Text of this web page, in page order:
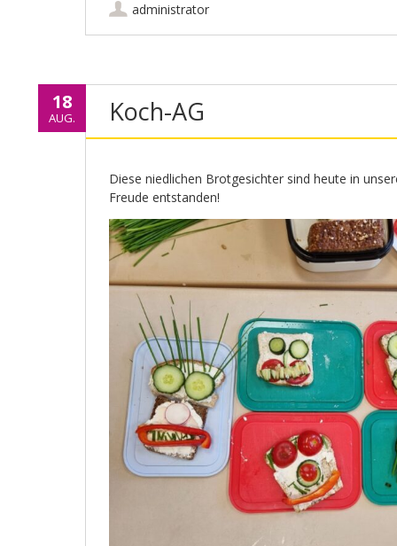
administrator
18
AUG. Koch-AG
Diese niedlichen Brotgesichter sind heute in
Freude entstanden!